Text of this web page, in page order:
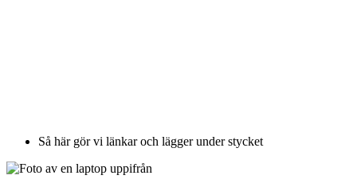
Så här gör vi länkar och lägger under stycket